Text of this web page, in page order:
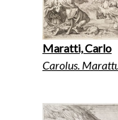
Maratti, Carlo
Carolus.